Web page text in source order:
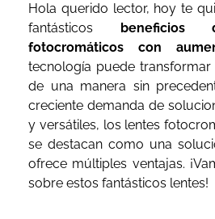
Hola querido lector, hoy te
fantásticos
fotocromáticos con
tecnología puede
de una manera sin
creciente demanda de
y versátiles, los lentes
se destacan como una
ofrece múltiples ventajas.
sobre estos fantásticos lentes!